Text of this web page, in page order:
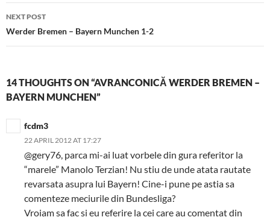
NEXT POST
Werder Bremen – Bayern Munchen 1-2
14 THOUGHTS ON “AVRANCONICĂ WERDER BREMEN –
BAYERN MUNCHEN”
fcdm3
22 APRIL 2012 AT 17:27
@gery76, parca mi-ai luat vorbele din gura referitor la
“marele” Manolo Terzian! Nu stiu de unde atata rautate
revarsata asupra lui Bayern! Cine-i pune pe astia sa
comenteze meciurile din Bundesliga?
Vroiam sa fac si eu referire la cei care au comentat din